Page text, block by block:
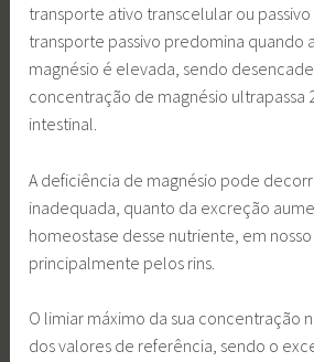
transporte ativo transcelular ou
transporte passivo predomina quando
magnésio é elevada, sendo
concentração de magnésio ultrapassa
intestinal.
A deficiência de magnésio pode
inadequada, quanto da excreção
homeostase desse nutriente, em
principalmente pelos rins.
O limiar máximo da sua concentração
dos valores de referência, sendo o